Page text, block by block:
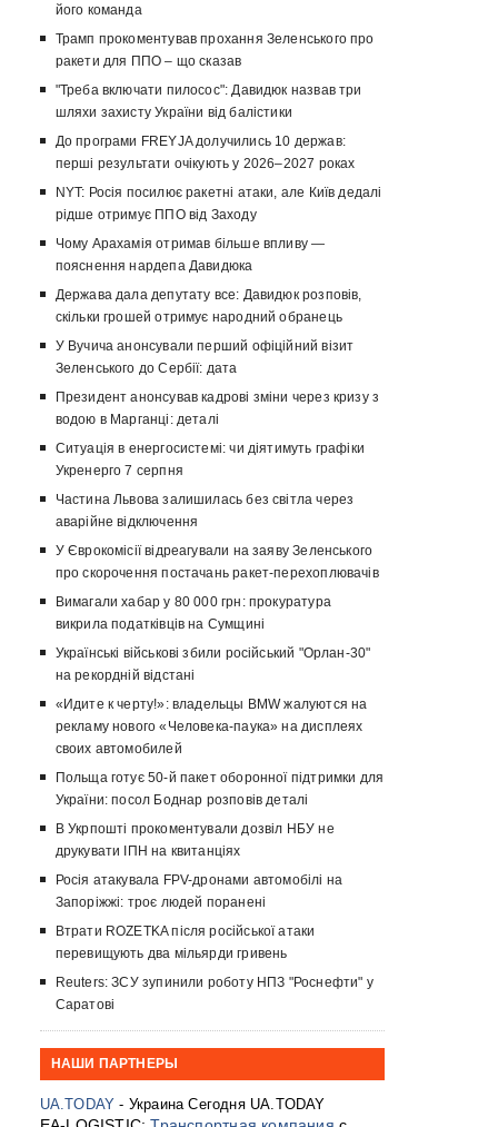
його команда
Трамп прокоментував прохання Зеленського про
ракети для ППО – що сказав
"Треба включати пилосос": Давидюк назвав три
шляхи захисту України від балістики
До програми FREYJA долучились 10 держав:
перші результати очікують у 2026–2027 роках
NYT: Росія посилює ракетні атаки, але Київ дедалі
рідше отримує ППО від Заходу
Чому Арахамія отримав більше впливу —
пояснення нардепа Давидюка
Держава дала депутату все: Давидюк розповів,
скільки грошей отримує народний обранець
У Вучича анонсували перший офіційний візит
Зеленського до Сербії: дата
Президент анонсував кадрові зміни через кризу з
водою в Марганці: деталі
Ситуація в енергосистемі: чи діятимуть графіки
Укренерго 7 серпня
Частина Львова залишилась без світла через
аварійне відключення
У Єврокомісії відреагували на заяву Зеленського
про скорочення постачань ракет-перехоплювачів
Вимагали хабар у 80 000 грн: прокуратура
викрила податківців на Сумщині
Українські військові збили російський "Орлан-30"
на рекордній відстані
«Идите к черту!»: владельцы BMW жалуются на
рекламу нового «Человека-паука» на дисплеях
своих автомобилей
Польща готує 50-й пакет оборонної підтримки для
України: посол Боднар розповів деталі
В Укрпошті прокоментували дозвіл НБУ не
друкувати ІПН на квитанціях
Росія атакувала FPV-дронами автомобілі на
Запоріжжі: троє людей поранені
Втрати ROZETKA після російської атаки
перевищують два мільярди гривень
Reuters: ЗСУ зупинили роботу НПЗ "Роснефти" у
Саратові
НАШИ ПАРТНЕРЫ
UA.TODAY - Украина Сегодня UA.TODAY